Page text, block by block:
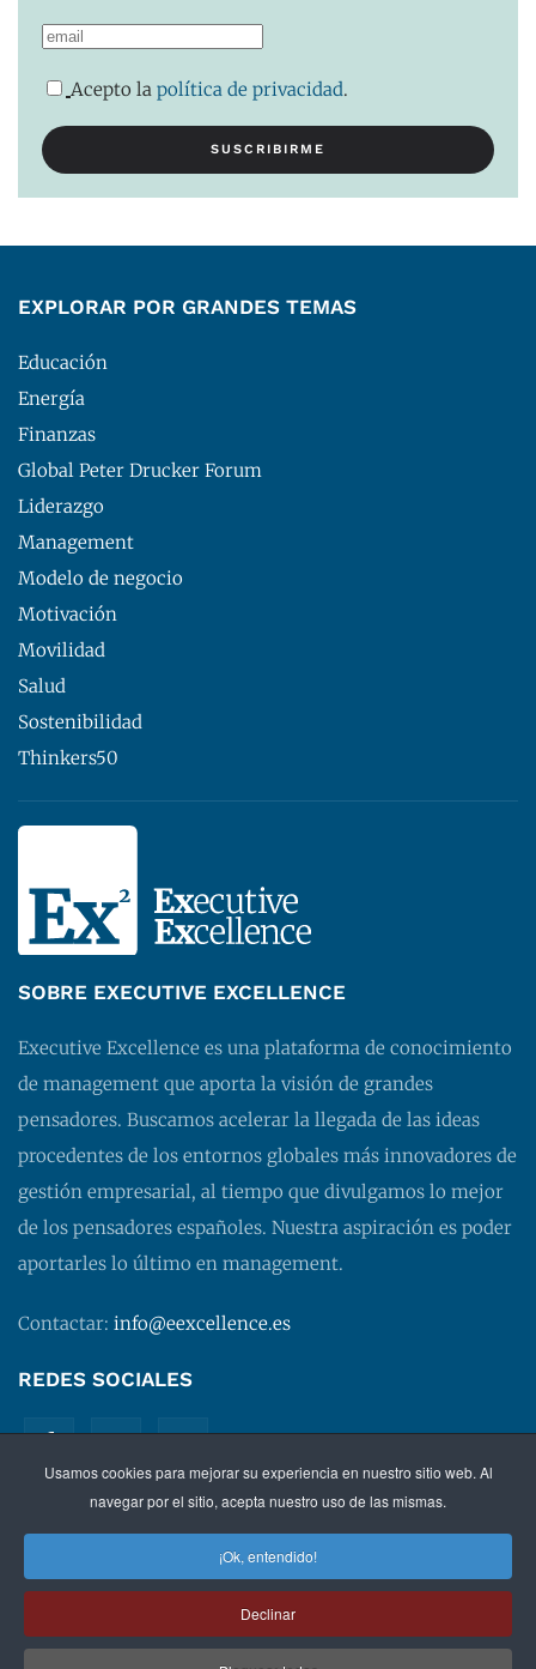
Usamos cookies para mejorar su experiencia en nuestro sitio web. Al
navegar por el sitio, acepta nuestro uso de las mismas.
¡Ok, entendido!
Declinar
Acepto la política de privacidad.
EXPLORAR POR GRANDES TEMAS
Educación
Energía
Finanzas
Global Peter Drucker Forum
Liderazgo
Management
Modelo de negocio
Motivación
Movilidad
Salud
Sostenibilidad
Thinkers50
SOBRE EXECUTIVE EXCELLENCE
Executive Excellence es una plataforma de conocimiento
de management que aporta la visión de grandes
pensadores. Buscamos acelerar la llegada de las ideas
procedentes de los entornos globales más innovadores de
gestión empresarial, al tiempo que divulgamos lo mejor
de los pensadores españoles. Nuestra aspiración es poder
aportarles lo último en management.
Contactar: info@eexcellence.es
REDES SOCIALES
©2026 EXECUTIVE EXCELLENCE.Managementpara